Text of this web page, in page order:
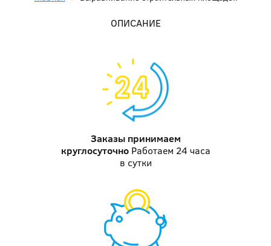
ОПИСАНИЕ
Заказы принимаем
круглосуточно Работаем 24 часа
в сутки